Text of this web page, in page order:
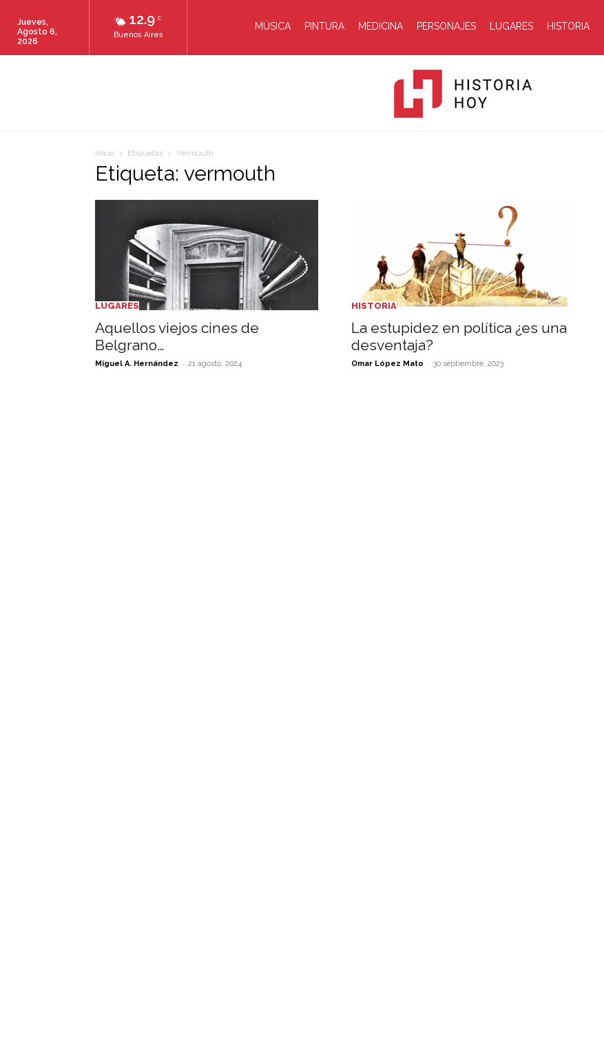
12.9 C
Buenos Aires
Jueves,
Agosto 6,
2026
MÚSICA PINTURA MEDICINA PERSONAJES LUGARES HISTORIA
Hoy
Inicio Etiquetas Vermouth
Etiqueta: vermouth
LUGARES
Aquellos viejos cines de
Belgrano…
Miguel A. Hernández - 21 agosto, 2024
HISTORIA
La estupidez en política ¿es una
desventaja?
Omar López Mato - 30 septiembre, 2023